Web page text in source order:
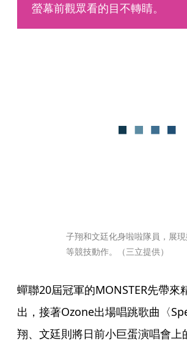
螢幕前觀眾看的目不轉睛。
子翔和文廷化身啦啦隊員，展
等競技動作。（三立提供）
蟬聯20屆冠軍的MONSTER先帶來
出，接著Ozone出場唱跳歌曲〈
翔、文廷則將日前小巨蛋演唱會上